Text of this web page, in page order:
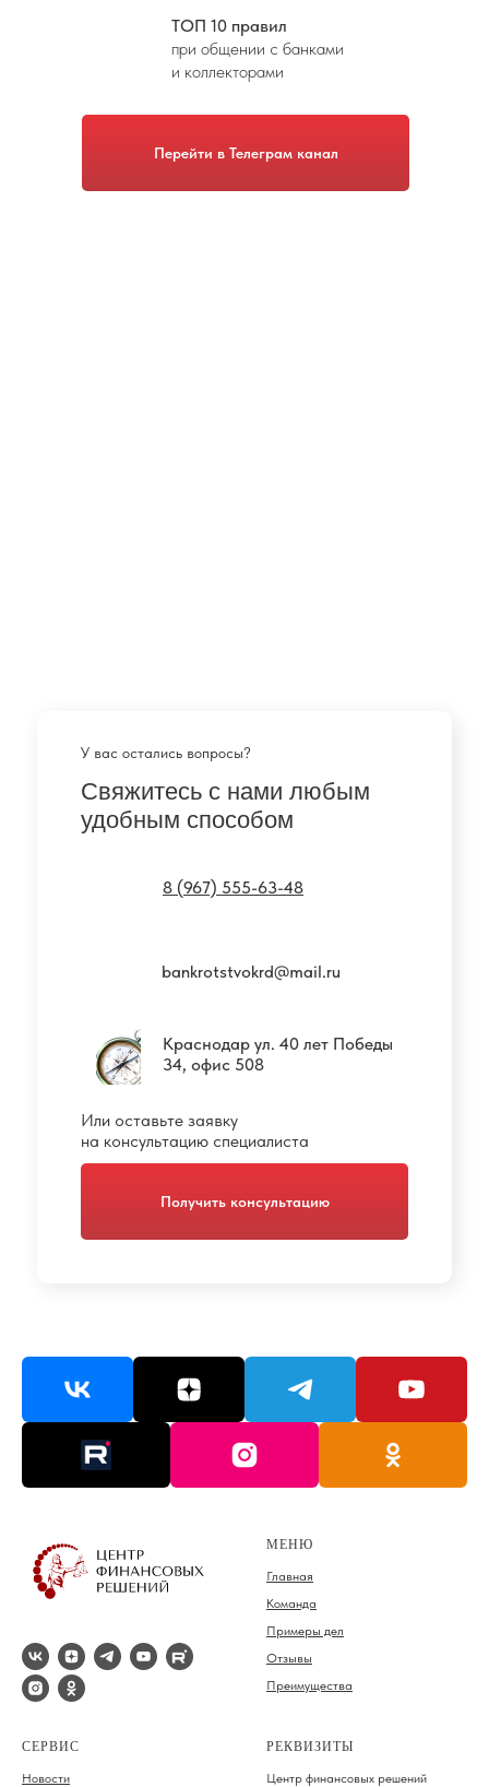
ТОП 10 правил
при общении с банками
и коллекторами
Перейти в Телеграм канал
Свяжитесь с нами любым
удобным способом
8 (967) 555-63-48
Краснодар ул. 40 лет Победы
34, офис 508
bankrotstvokrd@mail.ru
У вас остались вопросы?
Или оставьте заявку
на консультацию специалиста
Получить консультацию
МЕНЮ
Главная
Команда
Примеры дел
Отзывы
Преимущества
СЕРВИС
Новости
РЕКВИЗИТЫ
Центр финансовых решений